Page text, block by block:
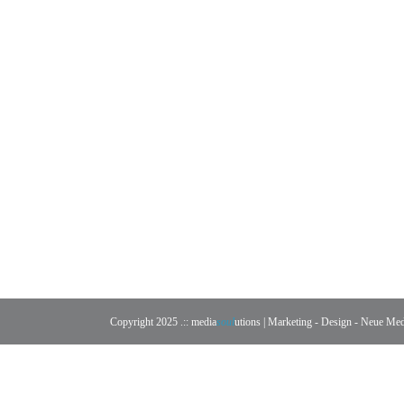
Copyright 2025 .:: mediasoulutions | Marketing - Design - Neue